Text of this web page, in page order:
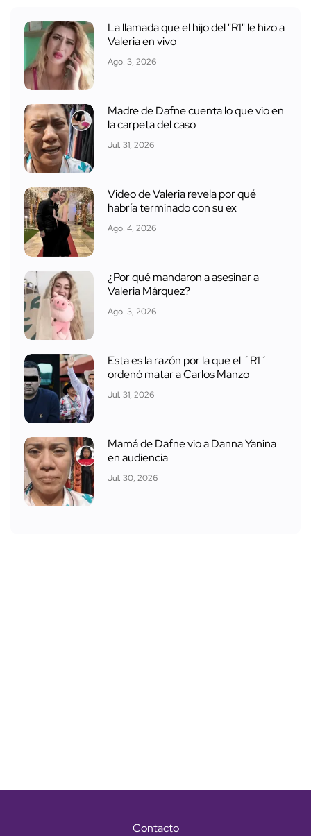
La llamada que el hijo del "R1" le hizo a
Valeria en vivo
Ago. 3, 2026
Madre de Dafne cuenta lo que vio en
la carpeta del caso
Jul. 31, 2026
Video de Valeria revela por qué
habría terminado con su ex
Ago. 4, 2026
¿Por qué mandaron a asesinar a
Valeria Márquez?
Ago. 3, 2026
Esta es la razón por la que el ´R1´
ordenó matar a Carlos Manzo
Jul. 31, 2026
Mamá de Dafne vio a Danna Yanina
en audiencia
Jul. 30, 2026
Contacto